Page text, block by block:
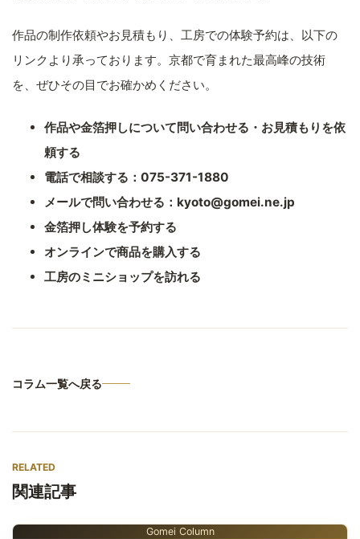
作品の制作依頼やお見積もり、工房での体験予約は、以下の
リンクより承っております。京都で育まれた最高峰の技術
を、ぜひその目でお確かめください。
作品や金箔押しについて問い合わせる・お見積もりを依
頼する
電話で相談する：075-371-1880
メールで問い合わせる：kyoto@gomei.ne.jp
金箔押し体験を予約する
オンラインで商品を購入する
工房のミニショップを訪れる
コラム一覧へ戻る
RELATED
関連記事
Gomei Column